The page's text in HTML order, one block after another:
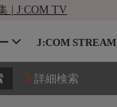
| J:COM TV
J:COM STREAM
詳細検索